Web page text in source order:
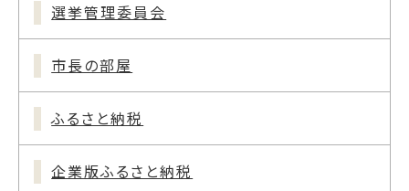
選挙管理委員会
市長の部屋
ふるさと納税
企業版ふるさと納税